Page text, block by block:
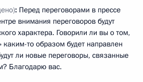
: Перед переговорами в прессе
внимания переговоров будут
характера. Говорили ли вы о том,
каким-то образом будет направлен
ли новые переговоры, связанные
Благодарю вас.